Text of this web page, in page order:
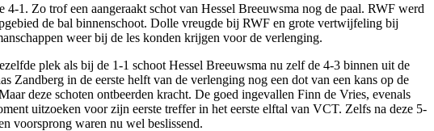
1. Zo trof een aangeraakt schot van Hessel Breeuwsma nog de paal. RWF werd
de bal binnenschoot. Dolle vreugde bij RWF en grote vertwijfeling bij
weer bij de les konden krijgen voor de verlenging.
plek als bij de 1-1 schoot Hessel Breeuwsma nu zelf de 4-3 binnen uit de
in de eerste helft van de verlenging nog een dot van een kans op de
deze schoten ontbeerden kracht. De goed ingevallen Finn de Vries, evenals
uitzoeken voor zijn eerste treffer in het eerste elftal van VCT. Zelfs na deze 5-
voorsprong waren nu wel beslissend.